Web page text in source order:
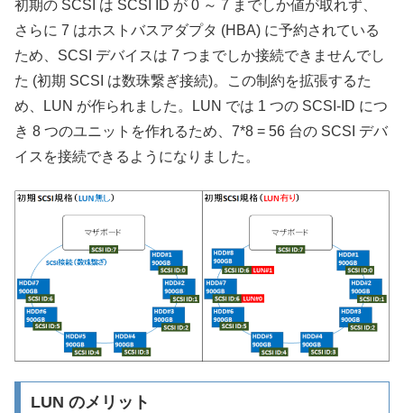
初期の SCSI は SCSI ID が 0 ～ 7 までしか値が取れず、
さらに 7 はホストバスアダプタ (HBA) に予約されている
ため、SCSI デバイスは 7 つまでしか接続できませんでし
た (初期 SCSI は数珠繋ぎ接続)。この制約を拡張するた
め、LUN が作られました。LUN では 1 つの SCSI-ID につ
き 8 つのユニットを作れるため、7*8 = 56 台の SCSI デバ
イスを接続できるようになりました。
LUN のメリット